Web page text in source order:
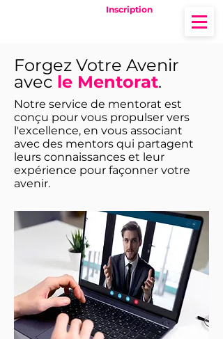
Inscription
Forgez Votre Avenir
avec le Mentorat.
Notre service de mentorat est
conçu pour vous propulser vers
l'excellence, en vous associant
avec des mentors qui partagent
leurs connaissances et leur
expérience pour façonner votre
avenir.